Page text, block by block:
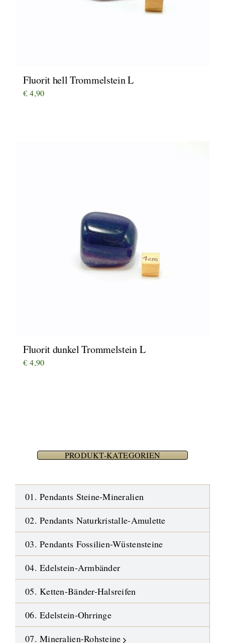
Fluorit hell Trommelstein L
€ 4,90
Fluorit dunkel Trommelstein L
€ 4,90
PRODUKT-KATEGORIEN
01. Pendants Steine-Mineralien
02. Pendants Naturkristalle-Amulette
03. Pendants Fossilien-Wüstensteine
04. Edelstein-Armbänder
05. Ketten-Bänder-Halsreifen
06. Edelstein-Ohrringe
07. Mineralien-Rohsteine